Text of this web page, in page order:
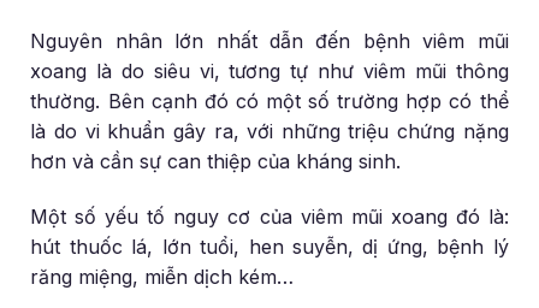
Nguyên nhân lớn nhất dẫn đến bệnh viêm mũi
xoang là do siêu vi, tương tự như viêm mũi thông
thường. Bên cạnh đó có một số trường hợp có thể
là do vi khuẩn gây ra, với những triệu chứng nặng
hơn và cần sự can thiệp của kháng sinh.
Một số yếu tố nguy cơ của viêm mũi xoang đó là:
hút thuốc lá, lớn tuổi, hen suyễn, dị ứng, bệnh lý
răng miệng, miễn dịch kém…